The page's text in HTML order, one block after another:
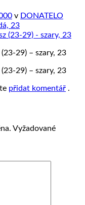
v DONATELO
23
29) – szary, 23
29) – szary, 23
přidat komentář .
Vyžadované